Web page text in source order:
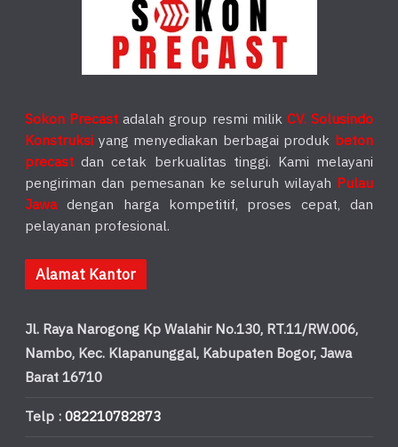
Sokon Precast adalah group resmi milik CV. Solusindo
Konstruksi yang menyediakan berbagai produk beton
precast dan cetak berkualitas tinggi. Kami melayani
pengiriman dan pemesanan ke seluruh wilayah Pulau
Jawadengan harga kompetitif, proses cepat, dan
pelayanan profesional.
Alamat Kantor
Jl. Raya Narogong Kp Walahir No.130, RT.11/RW.006,
Nambo, Kec. Klapanunggal, Kabupaten Bogor, Jawa
Barat 16710
Telp :082210782873